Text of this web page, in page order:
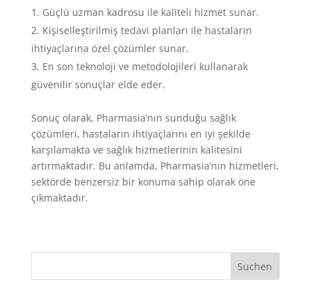
Güçlü uzman kadrosu ile kaliteli hizmet sunar.
Kişiselleştirilmiş tedavi planları ile hastaların
ihtiyaçlarına özel çözümler sunar.
En son teknoloji ve metodolojileri kullanarak
güvenilir sonuçlar elde eder.
Sonuç olarak, Pharmasia’nın sunduğu sağlık
çözümleri, hastaların ihtiyaçlarını en iyi şekilde
karşılamakta ve sağlık hizmetlerinin kalitesini
artırmaktadır. Bu anlamda, Pharmasia’nın hizmetleri,
sektörde benzersiz bir konuma sahip olarak öne
çıkmaktadır.